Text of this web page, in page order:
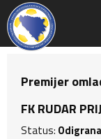
Premijer
FK RUDAR
Status: Odigrana